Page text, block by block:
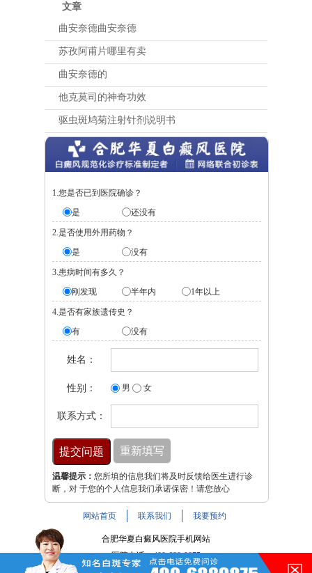
文章
曲安奈德曲安奈德
苏孜阿甫片哪里有卖
曲安奈德的
他克莫司的神奇功效
驱虫斑鸠菊注射针剂说明书
1.您是否已到医院确诊？
是
还没有
2.是否使用外用药物？
是
没有
3.患病时间有多久？
刚发现
半年内 1年以上
4.是否有家族遗传史？
有
没有
姓名：
性别： 男 女
联系方式：
温馨提示： 您所填的信息我们将及时反馈给医生进行诊
断，对 于您的个人信息我们承诺保密！请您放心
网站首页 联系我们 我要预约
合肥华夏白癜风医院手机网站
医院电话：400-688-9875